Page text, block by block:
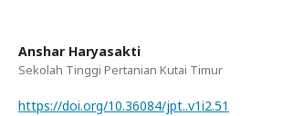
Anshar Haryasakti
Sekolah Tinggi Pertanian Kutai Timur
https://doi.org/10.36084/jpt..v1i2.51